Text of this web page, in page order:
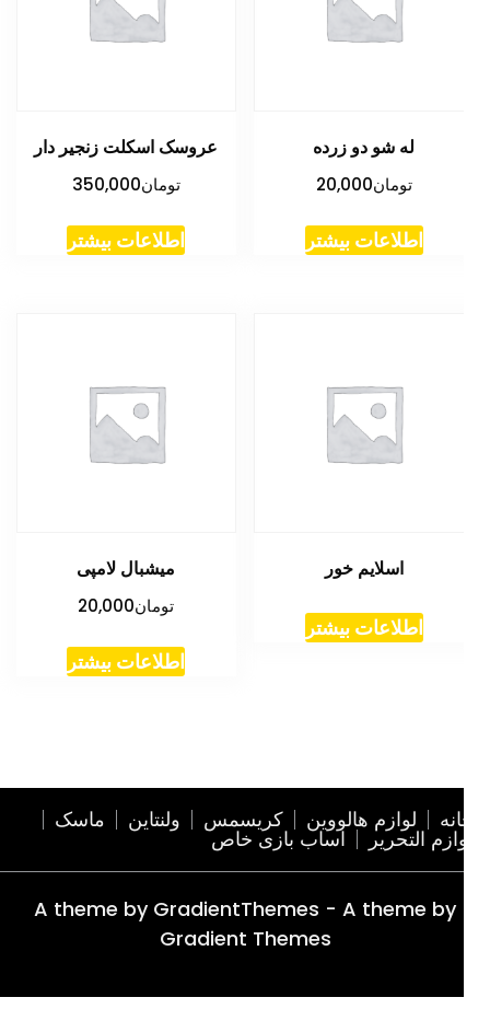
له شو دو زرده
تومان20,000
اطلاعات بیشتر
عروسک اسکلت زنجیر دار
تومان350,000
اطلاعات بیشتر
اسلایم خور
اطلاعات بیشتر
میشبال لامپی
تومان20,000
اطلاعات بیشتر
لوازم هالووین کریسمس ولنتاین ماسک
التحریر اساب بازی خاص
A theme by GradientThemes - A theme by
Gradient Themes